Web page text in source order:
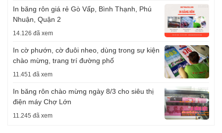
In băng rôn giá rẻ Gò Vấp, Bình Thạnh, Phú
Nhuận, Quận 2
14.126 đã xem
In cờ phướn, cờ đuôi nheo, dùng trong sự kiện
chào mừng, trang trí đường phố
11.451 đã xem
In băng rôn chào mừng ngày 8/3 cho siêu thị
điện máy Chợ Lớn
11.245 đã xem